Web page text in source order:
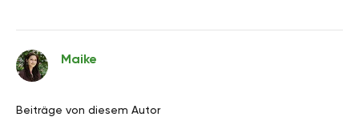
Maike
Beiträge von diesem Autor